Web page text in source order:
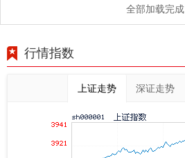
全部加载完成
行情指数
上证走势 深证走势